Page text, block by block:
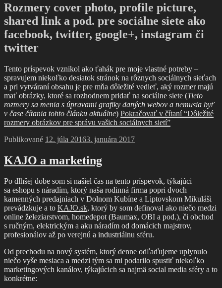
Rozmery cover photo, profile picture,
shared link a pod. pre sociálne siete ako
facebook, twitter, google+, instagram či
twitter
Tento príspevok vznikol ako ťahák pre moje vlastné potreby –
spravujem niekoľko desiatok stránok na rôznych sociálnych sieťach
a pri vytváraní obsahu je pre mňa dôležité vedieť, aký rozmer majú
mať obrázky, ktoré sa rozhodnem pridať na sociálne siete (Tieto
rozmery sa menia s úpravami grafiky daných webov a nemusia byť
v čase čítania tohto článku aktuálne) Pokračovať v čítaní“Dôležité
rozmery obrázkov pre správu vašich sociálnych sietí”
Publikované 12. júla 20163. januára 2017
KAJO a marketing
Po dlhšej dobe som si našiel čas na tento príspevok, týkajúci
sa eshopu s náradím, ktorý naša rodinná firma popri dvoch
kamenných predajniach v Dolnom Kubíne a Liptovskom Mikuláši
prevádzkuje a to KAJO.sk, ktorý by som definoval ako niečo medzi
online železiarstvom, homedepot (Baumax, OBI a pod.), či obchod
s ručným, elektrickým a aku náradím od domácich majstrov,
profesionálov až po verejnú a industriálnu sféru.
Od prechodu na nový systém, ktorý denne odľaďujeme uplynulo
niečo vyše mesiaca a medzi tým sa mi podarilo spustiť niekoľko
marketingových kanálov, týkajúcich sa najmä social media sféry a to
konkrétne: